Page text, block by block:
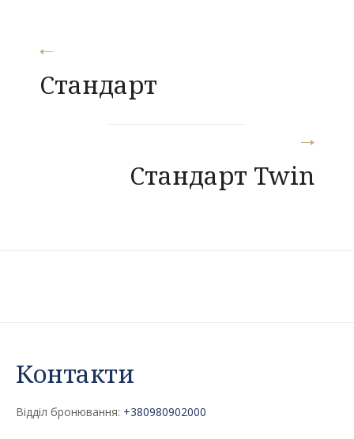
Навігація
записів
Стандарт
Стандарт Twin
Контакти
Відділ бронювання: +380980902000